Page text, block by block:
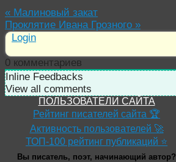
« Малиновый закат
Проклятие Ивана Грозного »
Login
0 комментариев
Inline Feedbacks
View all comments
ПОЛЬЗОВАТЕЛИ САЙТА
Рейтинг писателей сайта 🏆
Активность пользователей 🚀
ТОП-100 рейтинг публикаций ⭐
Вы писатель, поэт, начинающий автор?